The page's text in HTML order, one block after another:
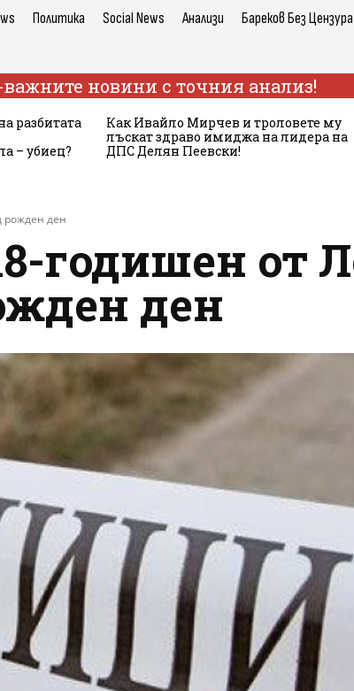
Политика Social News Анализи Бареков Без Цензура
новини с точния анализ!
разбитата
– убиец?
Как Ивайло Мирчев и троловете му
лъскат здраво имиджа на лидера на
ДПС Делян Пеевски!
рожден ден
годишен от
ден